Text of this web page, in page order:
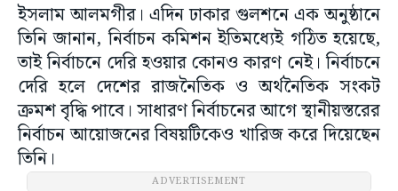
ইসলাম আলমগীর। এদিন ঢাকার গুলশনে এক অনুষ্ঠানে
তিনি জানান, নির্বাচন কমিশন ইতিমধ্যেই গঠিত হয়েছে,
তাই নির্বাচনে দেরি হওয়ার কোনও কারণ নেই। নির্বাচনে
দেরি হলে দেশের রাজনৈতিক ও অর্থনৈতিক সংকট
ক্রমশ বৃদ্ধি পাবে। সাধারণ নির্বাচনের আগে স্থানীয়স্তরের
নির্বাচন আয়োজনের বিষয়টিকেও খারিজ করে দিয়েছেন
তিনি।
ADVERTISEMENT